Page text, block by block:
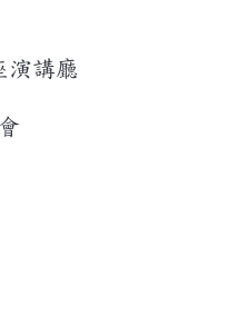
講廳